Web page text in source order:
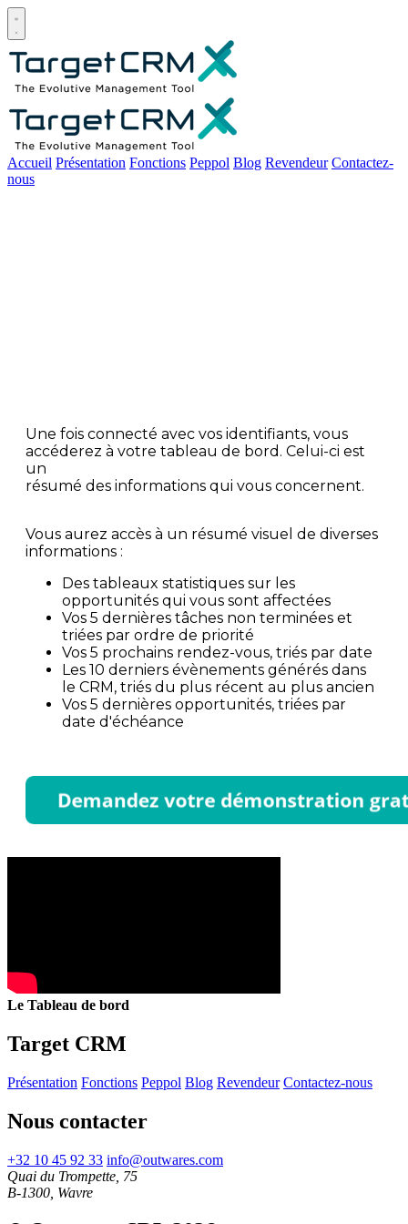
Open main menu
Accueil Présentation Fonctions Peppol Blog Revendeur Contactez-
nous
Une fois connecté avec vos identifiants, vous
accéderez à votre tableau de bord. Celui-ci est
un
résumé des informations qui vous concernent.
Vous aurez accès à un résumé visuel de diverses
informations :
Des tableaux statistiques sur les
opportunités qui vous sont affectées
Vos 5 dernières tâches non terminées et
triées par ordre de priorité
Vos 5 prochains rendez-vous, triés par date
Les 10 derniers évènements générés dans
le CRM, triés du plus récent au plus ancien
Vos 5 dernières opportunités, triées par
date d'échéance
Le Tableau de bord
Target CRM
Présentation Fonctions Peppol Blog Revendeur Contactez-nous
Nous contacter
+32 10 45 92 33 info@outwares.com
Quai du Trompette, 75
B-1300, Wavre